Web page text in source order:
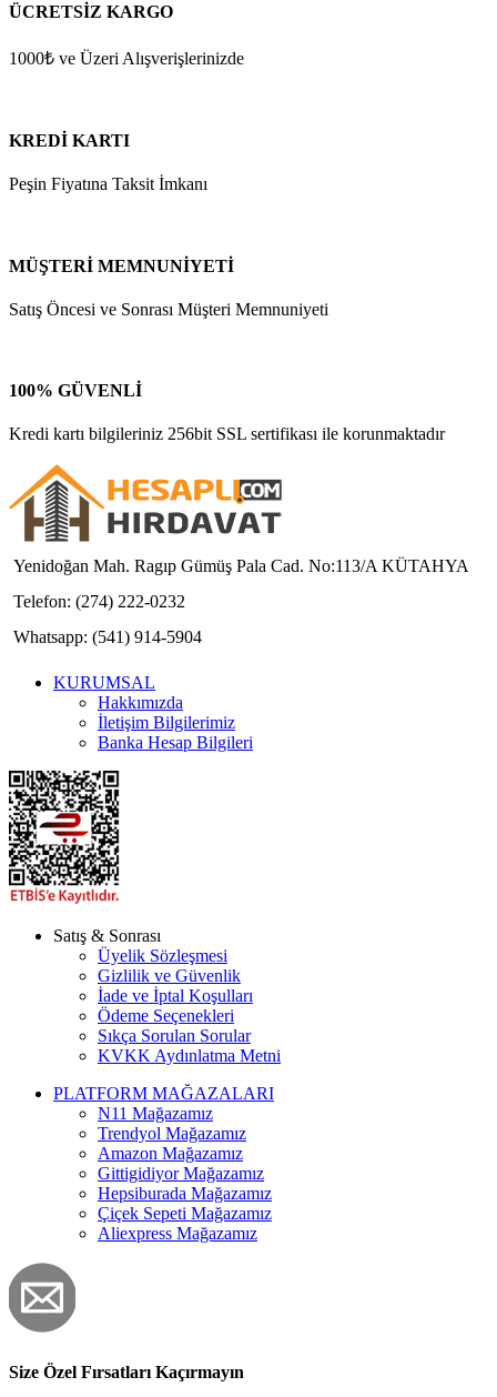
ÜCRETSİZ KARGO
1000₺ ve Üzeri Alışverişlerinizde
KREDİ KARTI
Peşin Fiyatına Taksit İmkanı
MÜŞTERİ MEMNUNİYETİ
Satış Öncesi ve Sonrası Müşteri Memnuniyeti
100% GÜVENLİ
Kredi kartı bilgileriniz 256bit SSL sertifikası ile korunmaktadır
Yenidoğan Mah. Ragıp Gümüş Pala Cad. No:113/A KÜTAHYA
Telefon: (274) 222-0232
Whatsapp: (541) 914-5904
KURUMSAL
Hakkımızda
İletişim Bilgilerimiz
Banka Hesap Bilgileri
Satış & Sonrası
Üyelik Sözleşmesi
Gizlilik ve Güvenlik
İade ve İptal Koşulları
Ödeme Seçenekleri
Sıkça Sorulan Sorular
KVKK Aydınlatma Metni
PLATFORM MAĞAZALARI
N11 Mağazamız
Trendyol Mağazamız
Amazon Mağazamız
Gittigidiyor Mağazamız
Hepsiburada Mağazamız
Çiçek Sepeti Mağazamız
Aliexpress Mağazamız
Size Özel Fırsatları Kaçırmayın